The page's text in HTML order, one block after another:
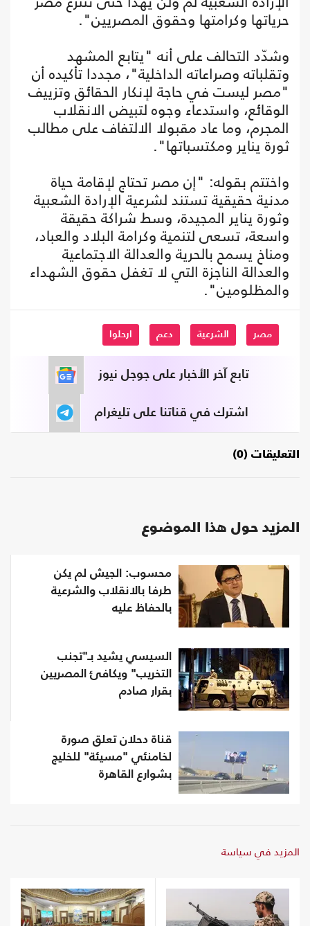
حرياتها وكرامتها وحقوق المصريين".
وشدّد التحالف على أنه "يتابع المشهد
وتقلباته وصراعاته الداخلية"، مجددا تأكيده أن
"مصر ليست في حاجة لإنكار الحقائق وتزييف
الوقائع، واستدعاء وجوه لتبيض الانقلاب
المجرم، وما عاد مقبولا الالتفاف على مطالب
ثورة يناير ومكتسباتها".
واختتم بقوله: "إن مصر تحتاج لإقامة حياة
مدنية حقيقية تستند لشرعية الإرادة الشعبية
وثورة يناير المجيدة، وسط شراكة حقيقة
واسعة، تسعى لتنمية وكرامة البلاد والعباد،
ومناخ يسمح بالحرية والعدالة الاجتماعية
والعدالة الناجزة التي لا تغفل حقوق الشهداء
والمظلومين".
مصر الشرعية دعم ارحلوا
تابع آخر الأخبار على جوجل نيوز
اشترك في قناتنا على تليغرام
التعليقات (0)
المزيد حول هذا الموضوع
محسوب: الجيش لم يكن
طرفا بالانقلاب والشرعية
بالحفاظ عليه
السيسي يشيد بـ"تجنب
التخريب" ويكافئ المصريين
بقرار صادم
قناة دحلان تعلق صورة
لخامنئي "مسيئة" للخليج
بشوارع القاهرة
المزيد في سياسة